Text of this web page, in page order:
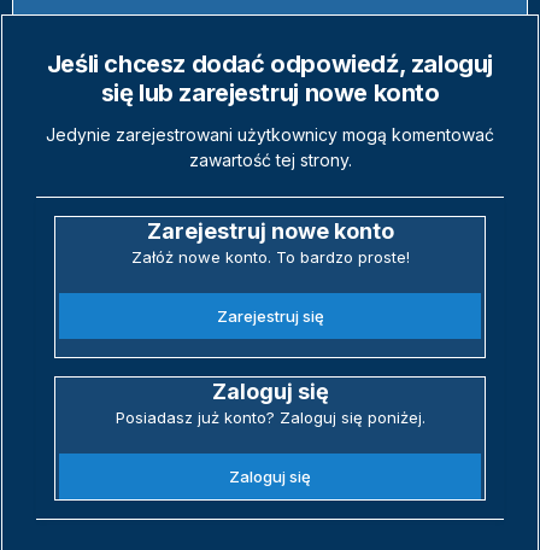
Jeśli chcesz dodać odpowiedź, zaloguj
się lub zarejestruj nowe konto
Jedynie zarejestrowani użytkownicy mogą komentować
zawartość tej strony.
Zarejestruj nowe konto
Załóż nowe konto. To bardzo proste!
Zarejestruj się
Zaloguj się
Posiadasz już konto? Zaloguj się poniżej.
Zaloguj się